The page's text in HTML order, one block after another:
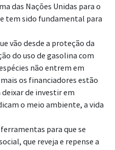
das Nações Unidas para o
tem sido fundamental para
vão desde a proteção da
do uso de gasolina com
não entrem em
os financiadores estão
de investir em
o meio ambiente, a vida
para que se
que reveja e repense a